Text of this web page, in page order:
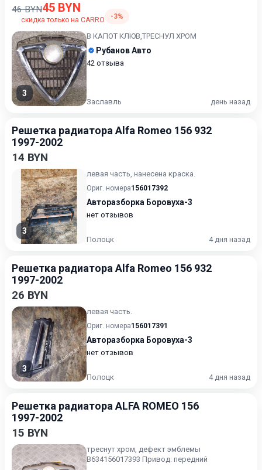
46 BYN45 BYN
скидка только на CARRO -3%
3
В КАПОТ КЛЮВ,ТРЕСНУЛ ХРОМ
Рубанов Авто
42 отзыва
Заславль день назад
Решетка радиатора Alfa Romeo 156 932
1997-2002
14 BYN
3
левая часть, нанесена краска.
Ориг. номера156017392
Авторазборка Боровуха-3
нет отзывов
Полоцк 4 дня назад
Решетка радиатора Alfa Romeo 156 932
1997-2002
26 BYN
3
левая часть.
Ориг. номера156017391
Авторазборка Боровуха-3
нет отзывов
Полоцк 4 дня назад
Решетка радиатора ALFA ROMEO 156
1997-2002
15 BYN
треснут хром, дефект эмблемы
B634156017393 Привод: передний